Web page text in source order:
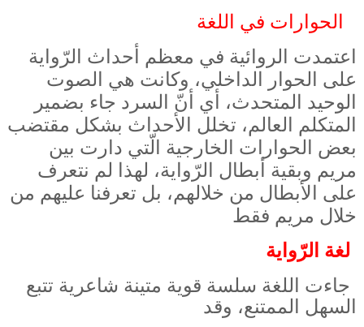
الحوارات في اللغة
اعتمدت الروائية في معظم أحداث الرّواية
على الحوار الداخلي، وكانت هي الصوت
الوحيد المتحدث، أي أنّ السرد جاء بضمير
المتكلم العالم، تخلل الأحداث بشكل مقتضب
بعض الحوارات الخارجية الّتي دارت بين
مريم وبقية أبطال الرّواية، لهذا لم نتعرف
على الأبطال من خلالهم، بل تعرفنا عليهم من
خلال مريم فقط
لغة الرّواية
جاءت اللغة سلسة قوية متينة شاعرية تتبع
السهل الممتنع، وقد